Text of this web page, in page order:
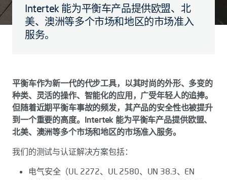
Intertek 能为平衡车产品提供欧盟、北
美、澳洲等多个市场和地区的市场准入
服务。
平衡车作为新一代的代步工具，以其时尚的外形、多变的
种类、灵活的操作、智能化的应用，广受年轻人的追捧。
但随着近期平衡车事故的频发，其产品的安全性也被提升
到一个重要的高度。Intertek 能为平衡车产品提供欧盟、
北美、澳洲等多个市场和地区的市场准入服务。
我们的测试与认证解决方案包括：
电气安全（UL 2272、UL 2580、UN 38.3、EN